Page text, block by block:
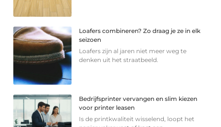
Loafers combineren? Zo draag je ze in elk
seizoen
Loafers zijn al jaren niet meer weg te
denken uit het straatbeeld.
Bedrijfsprinter vervangen en slim kiezen
voor printer leasen
Is de printkwaliteit wisselend, loopt het